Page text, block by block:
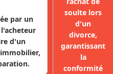
par un
d'un
soulte lors
d'un
divorce,
garantissant
la
conformité